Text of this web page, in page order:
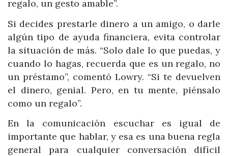
regalo, un gesto amable”.
Si decides prestarle dinero a un amigo, o darle
algún tipo de ayuda financiera, evita controlar
la situación de más. “Solo dale lo que puedas, y
cuando lo hagas, recuerda que es un regalo, no
un préstamo”, comentó Lowry. “Si te devuelven
el dinero, genial. Pero, en tu mente, piénsalo
como un regalo”.
En la comunicación escuchar es igual de
importante que hablar, y esa es una buena regla
general para cualquier conversación difícil